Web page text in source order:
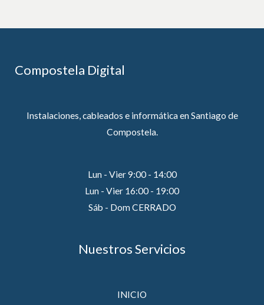
Compostela Digital
Instalaciones, cableados e informática en Santiago de
Compostela.
Lun - Vier 9:00 - 14:00
Lun - Vier 16:00 - 19:00
Sáb - Dom CERRADO
Nuestros Servicios
INICIO